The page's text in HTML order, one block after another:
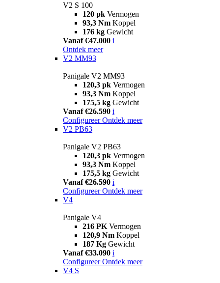
V2 S 100
120 pk Vermogen
93,3 Nm Koppel
176 kg Gewicht
Vanaf €47.000 i
Ontdek meer
V2 MM93
Panigale V2 MM93
120,3 pk Vermogen
93,3 Nm Koppel
175,5 kg Gewicht
Vanaf €26.590 i
Configureer Ontdek meer
V2 PB63
Panigale V2 PB63
120,3 pk Vermogen
93,3 Nm Koppel
175,5 kg Gewicht
Vanaf €26.590 i
Configureer Ontdek meer
V4
Panigale V4
216 PK Vermogen
120,9 Nm Koppel
187 Kg Gewicht
Vanaf €33.090 i
Configureer Ontdek meer
V4 S